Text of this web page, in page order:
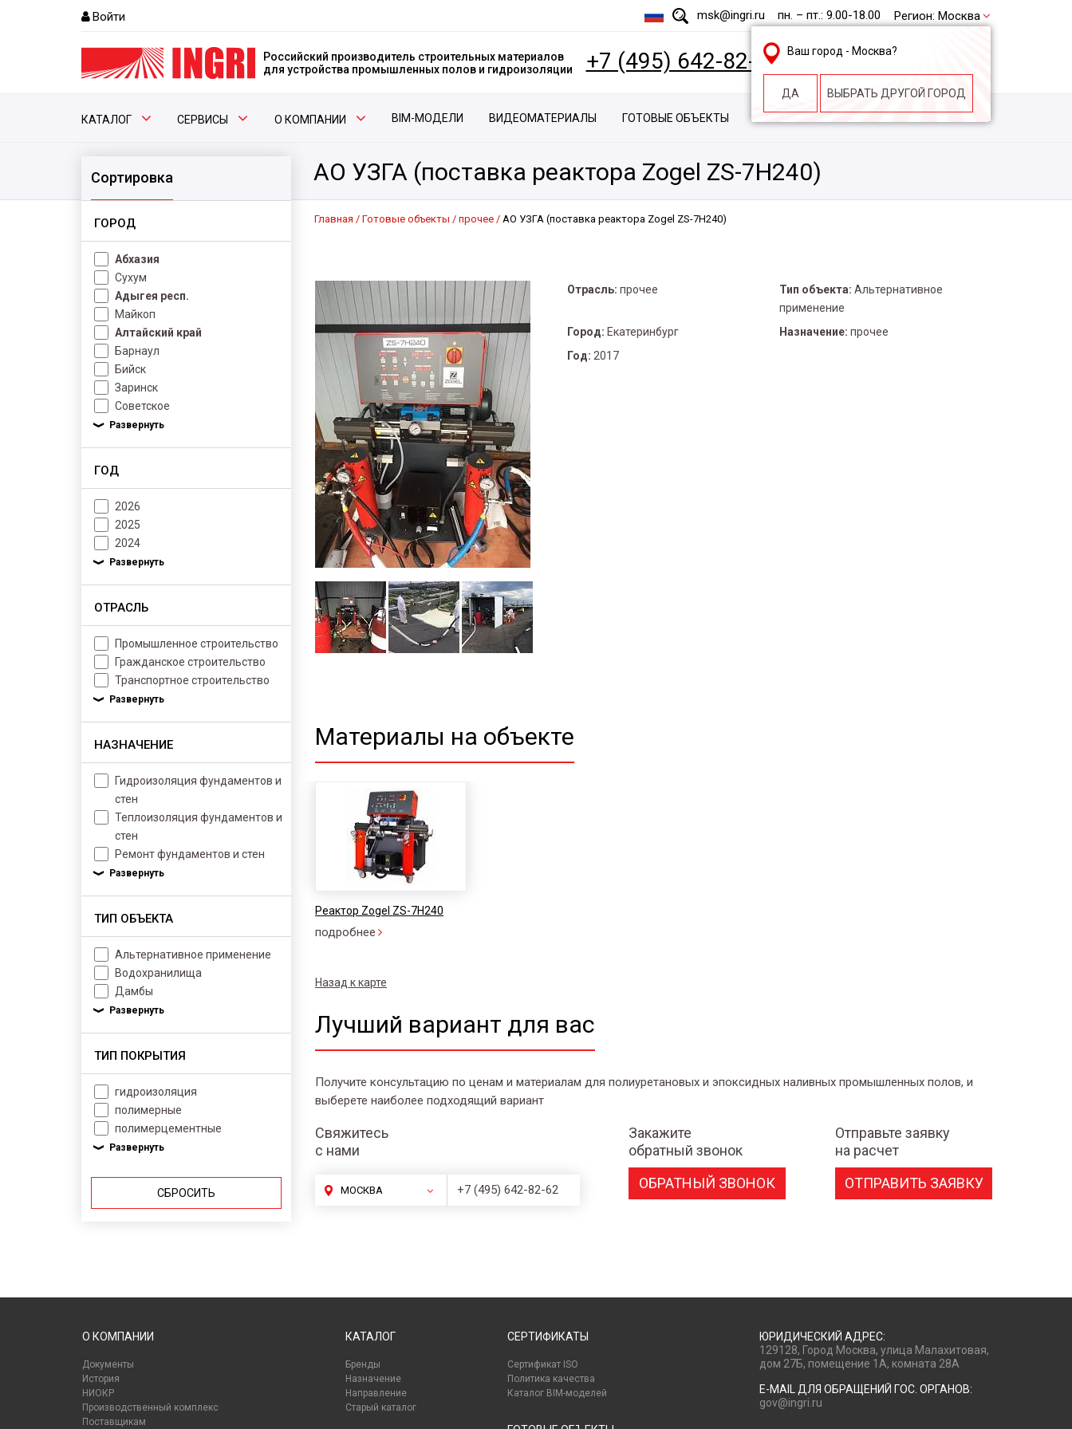
Войти msk@ingri.ru пн. – пт.: 9.00-18.00 Регион: Москва
Ваш город - Москва?
ДА ВЫБРАТЬ ДРУГОЙ ГОРОД
Российский производитель строительных материалов
для устройства промышленных полов и гидроизоляции
+7 (495) 642-82-62
КАТАЛОГ СЕРВИСЫ О КОМПАНИИ BIM-МОДЕЛИ ВИДЕОМАТЕРИАЛЫ ГОТОВЫЕ ОБЪЕКТЫ
АО УЗГА (поставка реактора Zogel ZS-7H240)
Сортировка
ГОРОД
Абхазия
Сухум
Адыгея респ.
Майкоп
Алтайский край
Барнаул
Бийск
Заринск
Советское
ГОД
2026
2025
2024
ОТРАСЛЬ
Промышленное строительство
Гражданское строительство
Транспортное строительство
НАЗНАЧЕНИЕ
Гидроизоляция фундаментов и
стен
Теплоизоляция фундаментов и
стен
Ремонт фундаментов и стен
ТИП ОБЪЕКТА
Альтернативное применение
Водохранилища
Дамбы
ТИП ПОКРЫТИЯ
гидроизоляция
полимерные
полимерцементные
СБРОСИТЬ
Главная Готовые объекты прочее АО УЗГА (поставка реактора Zogel ZS-7H240)
Отрасль: прочее Тип объекта: Альтернативное
применение
Город: Екатеринбург Назначение: прочее
Год: 2017
Материалы на объекте
Реактор Zogel ZS-7H240
подробнее
Назад к карте
Лучший вариант для вас
Получите консультацию по ценам и материалам для полиуретановых и эпоксидных наливных промышленных полов, и
выберете наиболее подходящий вариант
Свяжитесь
с нами
МОСКВА +7 (495) 642-82-62
Закажите
обратный звонок
ОБРАТНЫЙ ЗВОНОК
Отправьте заявку
на расчет
ОТПРАВИТЬ ЗАЯВКУ
О КОМПАНИИ
Документы
История
НИОКР
Производственный комплекс
Поставщикам
КАТАЛОГ
Бренды
Назначение
Направление
Старый каталог
СЕРТИФИКАТЫ
Сертификат ISO
Политика качества
Каталог BIM-моделей
ЮРИДИЧЕСКИЙ АДРЕС:
129128, Город Москва, улица Малахитовая,
дом 27Б, помещение 1А, комната 28А
E-MAIL ДЛЯ ОБРАЩЕНИЙ ГОС. ОРГАНОВ:
gov@ingri.ru